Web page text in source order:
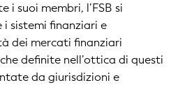
i suoi membri, l’FSB si
sistemi finanziari e
dei mercati finanziari
definite nell’ottica di questi
da giurisdizioni e